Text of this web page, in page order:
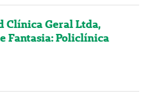
Clínica Geral Ltda,
Fantasia: Policlínica